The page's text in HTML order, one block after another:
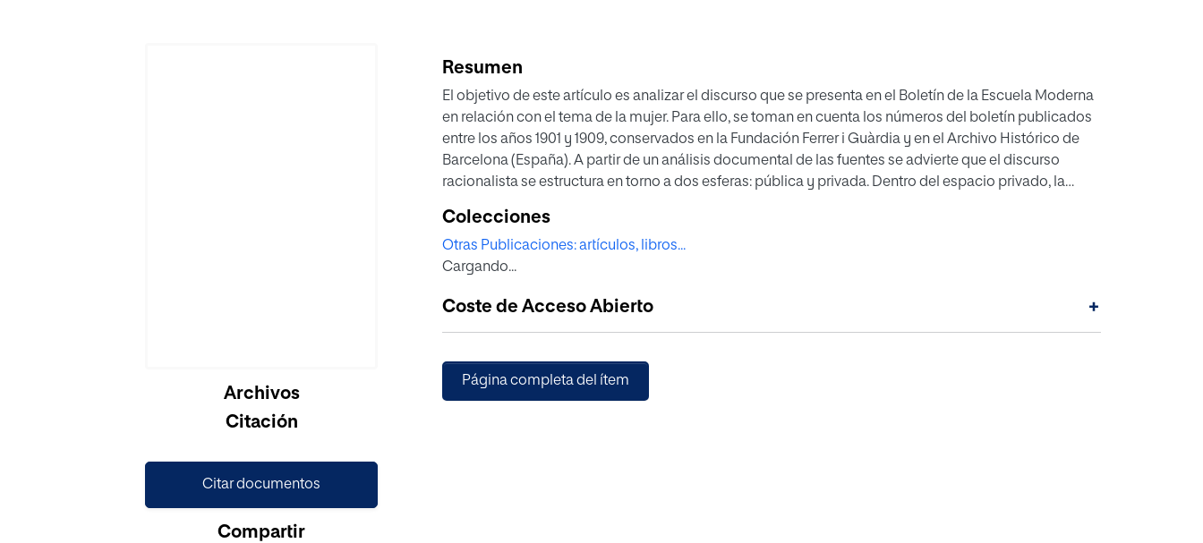
Cargando...
Archivos
Citación
Citar documentos
Compartir
Resumen
El objetivo de este artículo es analizar el discurso que se presenta en el Boletín de la Escuela Moderna
en relación con el tema de la mujer. Para ello, se toman en cuenta los números del boletín publicados
entre los años 1901 y 1909, conservados en la Fundación Ferrer i Guàrdia y en el Archivo Histórico de
Barcelona (España). A partir de un análisis documental de las fuentes se advierte que el discurso
racionalista se estructura en torno a dos esferas: pública y privada. Dentro del espacio privado, la
emancipación femenina a partir de la unión libre entre sexos y la apuesta por una maternidad
consciente y voluntaria. En la esfera pública, la educación racionalista y el trabajo asalariado
constituyen ejes para la liberación femenina, aunque se ofrecen pocas propuestas para que la mujer
Colecciones
Otras Publicaciones: artículos, libros...
Cargando...
Coste de Acceso Abierto +
Página completa del ítem